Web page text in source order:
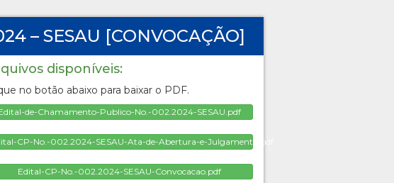
– SESAU [CONVOCAÇÃO]
disponíveis:
no botão abaixo para baixar o PDF.
de-Chamamento-Publico-No.-002.2024-SESAU.pdf
CP-No.-002.2024-SESAU-Ata-de-Abertura-e-Julgamento.pdf
Edital-CP-No.-002.2024-SESAU-Convocacao.pdf